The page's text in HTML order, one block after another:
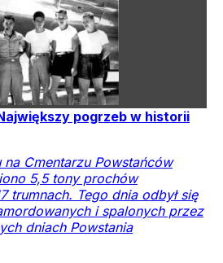
pogrzeb w historii
Cmentarzu Powstańców
5,5 tony prochów
trumnach. Tego dnia odbył się
i spalonych przez
dniach Powstania